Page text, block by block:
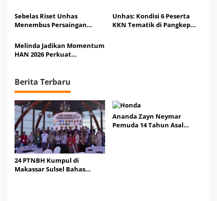
Unhas
Sebelas Riset Unhas
Menembus Persaingan
BRIN
Unhas: Kondisi 6 Peserta
KKN Tematik di Pangkep
Melinda Jadikan Momentum
HAN 2026 Perkuat
Berita Terbaru
24 PTNBH Kumpul di
Makassar Sulsel Bahas
Ananda Zayn Neymar
Pemuda 14 Tahun Asal